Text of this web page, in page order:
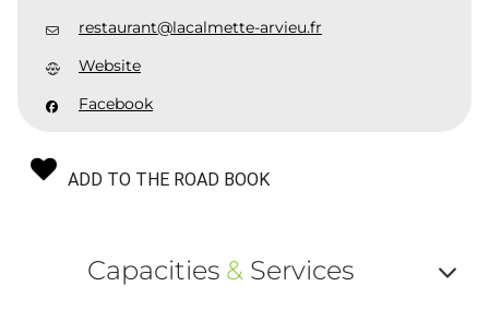
restaurant@lacalmette-arvieu.fr
Website
Facebook
ADD TO THE ROAD BOOK
Capacities & Services